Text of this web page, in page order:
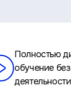
Полностью
обучение
деятельности